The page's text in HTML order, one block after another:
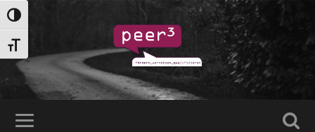
Umschalten auf hohe Kontraste
Schrift vergrößern